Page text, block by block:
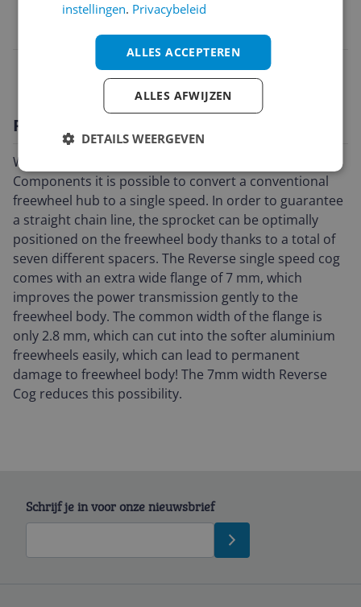
4717480157167
Materiaal
Productomschrijving
With the single-speed conversion kit from Reverse
Components it is possible to convert a conventional
freewheel hub to a single speed. In order to guarantee
a straight chain line, the sprocket can be optimally
positioned on the freewheel body thanks to a total of
seven different spacers. The Reverse single speed cog
comes with an extra wide flange of 7 mm, which
improves the power transmission gently to the
freewheel body. The common width of the flange is
only 2.8 mm, which can cut into the softer aluminium
freewheels easily, which can lead to permanent
damage to freewheel body! The 7mm width Reverse
Cog reduces this possibility.
Schrijf je in voor onze nieuwsbrief
instellingen. Privacybeleid
ALLES ACCEPTEREN
ALLES AFWIJZEN
DETAILS WEERGEVEN